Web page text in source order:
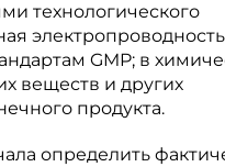
технологического
электропроводность
GMP; в
веществ и других
продукта.
определить